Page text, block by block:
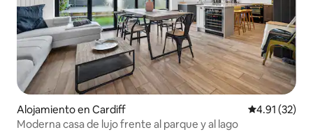
Alojamiento en Cardiff Calificación
4.91 (32)
Moderna casa de lujo frente al parque y al lago